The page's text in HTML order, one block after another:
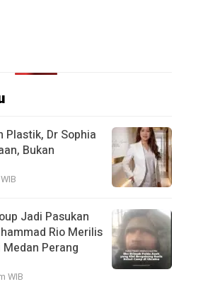
Plastik, Dr Sophia
Bukan
Jadi Pasukan
Rio Merilis
Perang
WIB